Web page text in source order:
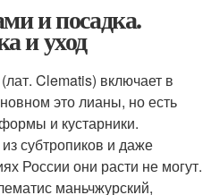
и посадка.
и уход
Clematis) включает в
это лианы, но есть
и кустарники.
субтропиков и даже
России они расти не могут.
маньчжурский,